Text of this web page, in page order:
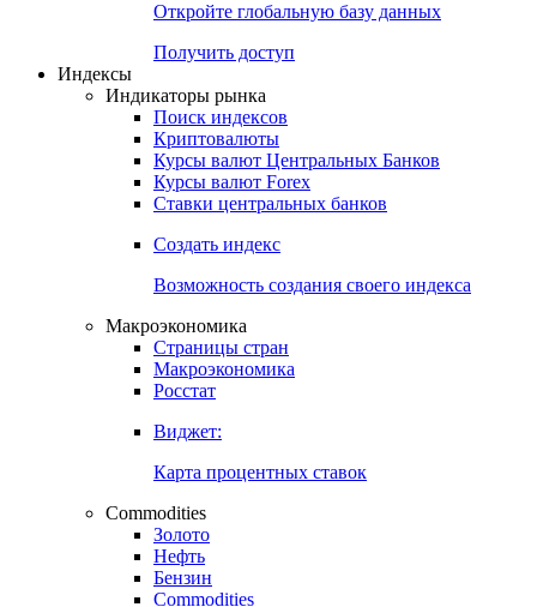
Откройте глобальную базу данных
Получить доступ
Индексы
Индикаторы рынка
Поиск индексов
Криптовалюты
Курсы валют Центральных Банков
Курсы валют Forex
Ставки центральных банков
Создать индекс
Возможность создания своего индекса
Макроэкономика
Страницы стран
Макроэкономика
Росстат
Виджет:
Карта процентных ставок
Commodities
Золото
Нефть
Бензин
Commodities